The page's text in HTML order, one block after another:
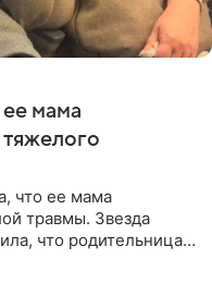
ее мама
тяжелого
что ее мама
травмы. Звезда
что родительница